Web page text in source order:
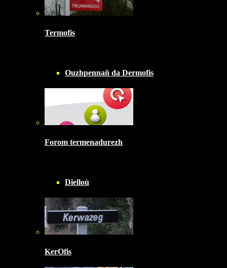
Termofis
Ouzhpennañ da Dermofis
Forom termenadurezh
Dielloù
KerOfis